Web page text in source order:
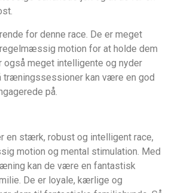
for denne race. De er meget
motion for at holde dem
også meget intelligente og nyder
træningssessioner kan være en god
på.
en stærk, robust og intelligent race,
motion og mental stimulation. Med
kan de være en fantastisk
De er loyale, kærlige og